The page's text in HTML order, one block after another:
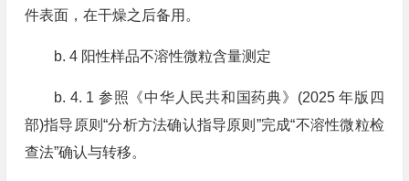
件表面，在干燥之后备用。
b. 4 阳性样品不溶性微粒含量测定
b. 4. 1 参照《中华人民共和国药典》(2025 年版四
部)指导原则“分析方法确认指导原则”完成“不溶性微粒检
查法”确认与转移。